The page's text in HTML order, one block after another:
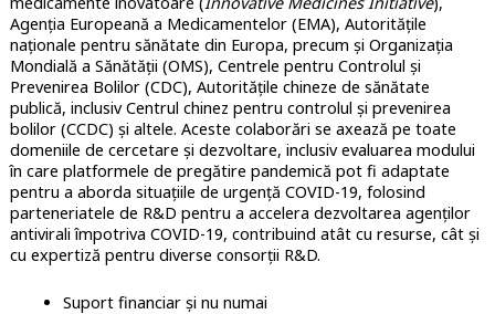
Agenția Europeană a Medicamentelor (EMA), Autoritățile
naționale pentru sănătate din Europa, precum și Organizația
Mondială a Sănătății (OMS), Centrele pentru Controlul și
Prevenirea Bolilor (CDC), Autoritățile chineze de sănătate
publică, inclusiv Centrul chinez pentru controlul și prevenirea
bolilor (CCDC) și altele. Aceste colaborări se axează pe toate
domeniile de cercetare și dezvoltare, inclusiv evaluarea modului
în care platformele de pregătire pandemică pot fi adaptate
pentru a aborda situațiile de urgență COVID-19, folosind
parteneriatele de R&D pentru a accelera dezvoltarea agenților
antivirali împotriva COVID-19, contribuind atât cu resurse, cât și
cu expertiză pentru diverse consorții R&D.
Suport financiar și nu numai